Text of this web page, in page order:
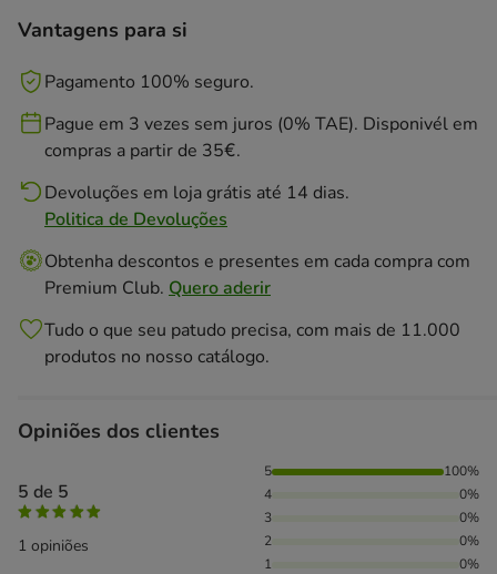
Vantagens para si
Pagamento 100% seguro.
Pague em 3 vezes sem juros (0% TAE). Disponivél em
compras a partir de 35€.
Devoluções em loja grátis até 14 dias.
Politica de Devoluções
Obtenha descontos e presentes em cada compra com
Premium Club. Quero aderir
Tudo o que seu patudo precisa, com mais de 11.000
produtos no nosso catálogo.
Opiniões dos clientes
5 de 5
1 opiniões
100% das pessoas avaliaram com 5 estrelas,
5
100%
4
0%
3
0%
2
0%
1
0%